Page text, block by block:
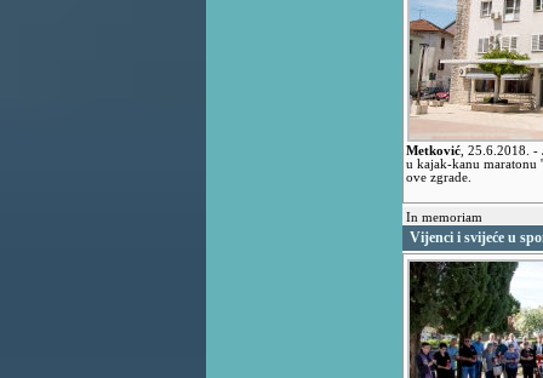
Metković 25.6.2018. -
u kajak-kanu maratonu
ove zgrade.
In memoriam
Vijenci i svijeće u